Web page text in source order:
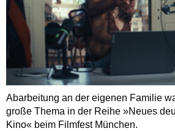
Abarbeitung an der eigenen Familie
große Thema in der Reihe »Neues
Kino« beim Filmfest München.